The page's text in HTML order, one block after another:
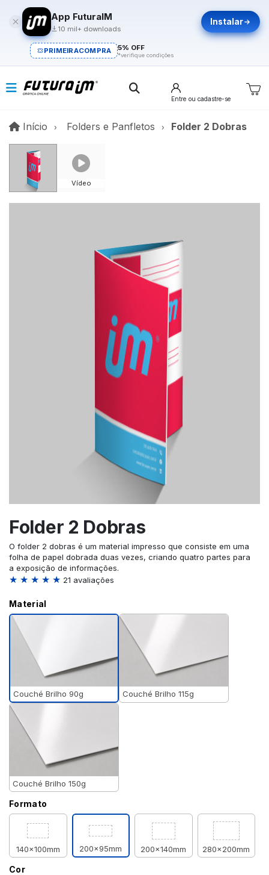
App FuturaIM
10 mil+ downloads
Instalar
PRIMEIRACOMPRA 5% OFF
*verifique condições
Entre ou cadastre-se
Início InícioFolders e Panfletos Folder 2 Dobras
Vídeo
Folder 2 Dobras
O folder 2 dobras é um material impresso que consiste em uma
folha de papel dobrada duas vezes, criando quatro partes para
a exposição de informações.
★ ★ ★ ★ ★ 21 avaliações
Material
Couché Brilho 90g Couché Brilho 115g
Couché Brilho 150g
Formato
140x100mm 200x95mm 200x140mm 280x200mm
Cor